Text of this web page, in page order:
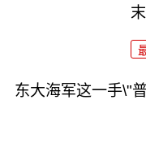
东大海军这一手\"